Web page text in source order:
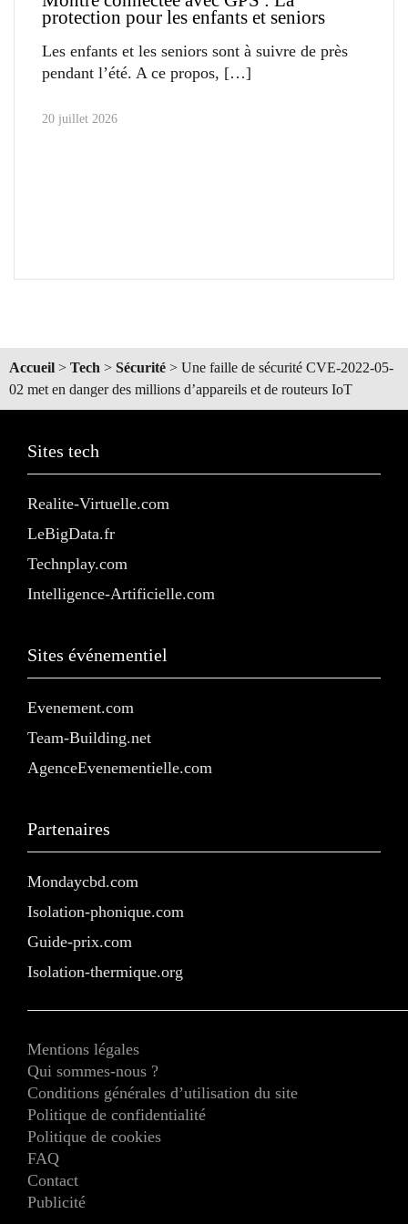
protection pour les enfants et seniors
Les enfants et les seniors sont à suivre de près
pendant l’été. A ce propos,
20 juillet 2026
Accueil > Tech > Sécurité > Une faille de sécurité CVE-2022-05-
02 met en danger des millions d’appareils et de routeurs IoT
Sites tech
Realite-Virtuelle.com
LeBigData.fr
Technplay.com
Intelligence-Artificielle.com
Sites événementiel
Evenement.com
Team-Building.net
AgenceEvenementielle.com
Partenaires
Mondaycbd.com
Isolation-phonique.com
Guide-prix.com
Isolation-thermique.org
Mentions légales
Qui sommes-nous ?
Conditions générales d’utilisation du site
Politique de confidentialité
Politique de cookies
FAQ
Contact
Publicité